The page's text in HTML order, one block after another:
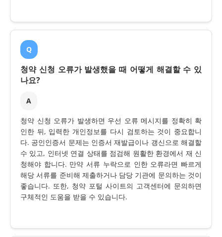
Q
청약 신청 오류가 발생했을 때 어떻게 해결할 수 있
나요?
A
청약 신청 오류가 발생하면 우선 오류 메시지를 정확히 확
인한 뒤, 입력한 개인정보를 다시 검토하는 것이 중요합니
다. 공인인증서 문제는 인증서 재발급이나 갱신으로 해결할
수 있고, 인터넷 연결 상태를 점검해 원활한 환경에서 재 신
청해야 합니다. 만약 서류 누락으로 인한 오류라면 빠르게
해당 서류를 준비해 제출하거나 담당 기관에 문의하는 것이
좋습니다. 또한, 청약 포털 사이트의 고객센터에 문의하면
구체적인 도움을 받을 수 있습니다.